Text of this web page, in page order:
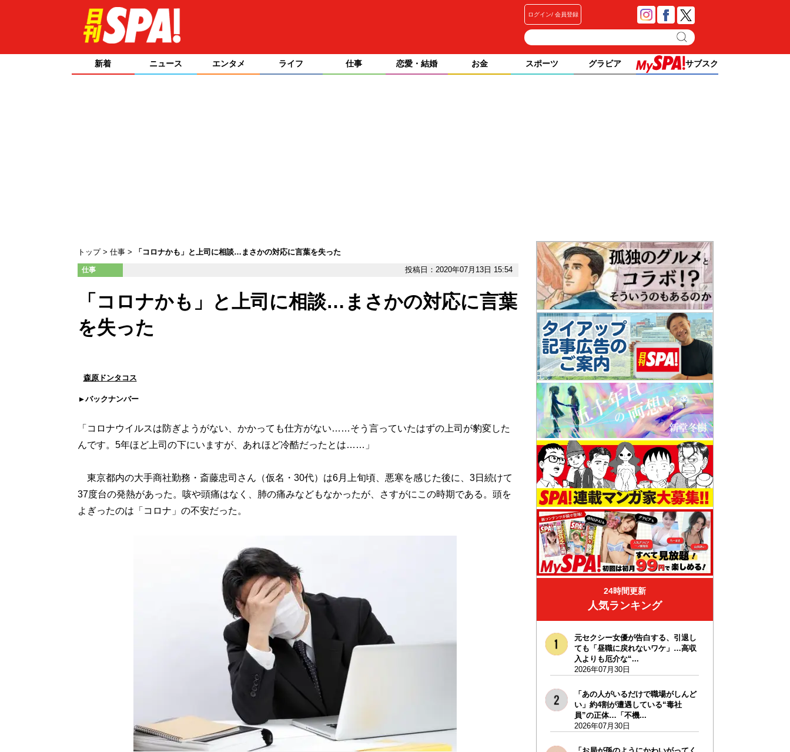
ログイン 会員登録
新着 ニュース エンタメ ライフ 仕事 恋愛・結婚 お金 スポーツ グラビア サブスク
トップ 仕事 「コロナかも」と上司に相談…まさかの対応に言葉を失った
仕事 投稿日：2020年07月13日 15:54
「コロナかも」と上司に相談…まさかの対応に言葉
を失った
森原ドンタコス
バックナンバー
「コロナウイルスは防ぎようがない、かかっても仕方がない……そう言っていたはずの上司が豹変した
んです。5年ほど上司の下にいますが、あれほど冷酷だったとは……」
東京都内の大手商社勤務・斎藤忠司さん（仮名・30代）は6月上旬頃、悪寒を感じた後に、3日続けて
37度台の発熱があった。咳や頭痛はなく、肺の痛みなどもなかったが、さすがにこの時期である。頭を
よぎったのは「コロナ」の不安だった。
24時間更新
人気ランキング
元セクシー女優が告白する、引退し
ても「昼職に戻れないワケ」…高収
入よりも厄介な“...
2026年07月30日
「あの人がいるだけで職場がしんど
い」約4割が遭遇している“毒社
員”の正体…「不機...
2026年07月30日